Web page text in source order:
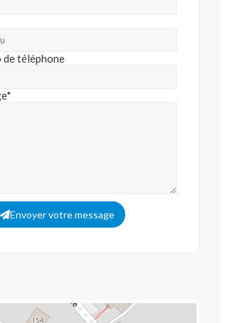
de téléphone
Envoyer votre message